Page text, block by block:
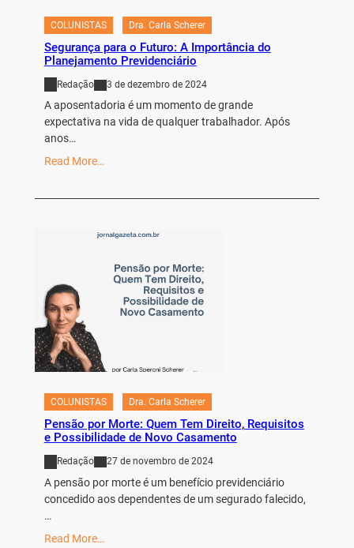
COLUNISTAS Dra. Carla Scherer
Segurança para o Futuro: A Importância do
Planejamento Previdenciário
Redação 3 de dezembro de 2024
A aposentadoria é um momento de grande
expectativa na vida de qualquer trabalhador. Após
anos…
Read More…
COLUNISTAS Dra. Carla Scherer
Pensão por Morte: Quem Tem Direito, Requisitos
e Possibilidade de Novo Casamento
Redação 27 de novembro de 2024
A pensão por morte é um benefício previdenciário
concedido aos dependentes de um segurado falecido,
…
Read More…